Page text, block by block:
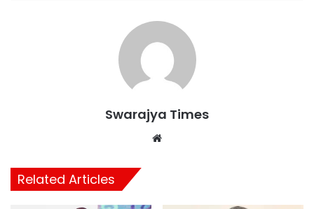
Swarajya Times
Related Articles